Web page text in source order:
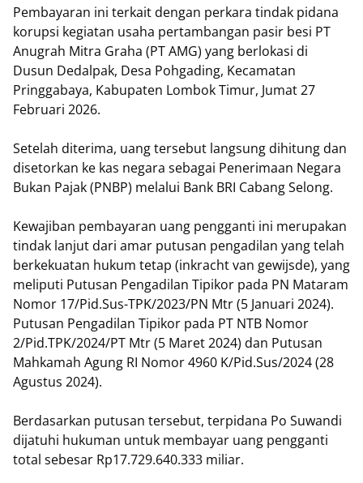
Pembayaran ini terkait dengan perkara tindak pidana
korupsi kegiatan usaha pertambangan pasir besi PT
Anugrah Mitra Graha (PT AMG) yang berlokasi di
Dusun Dedalpak, Desa Pohgading, Kecamatan
Pringgabaya, Kabupaten Lombok Timur, Jumat 27
Februari 2026.
Setelah diterima, uang tersebut langsung dihitung dan
disetorkan ke kas negara sebagai Penerimaan Negara
Bukan Pajak (PNBP) melalui Bank BRI Cabang Selong.
Kewajiban pembayaran uang pengganti ini merupakan
tindak lanjut dari amar putusan pengadilan yang telah
berkekuatan hukum tetap (inkracht van gewijsde), yang
meliputi Putusan Pengadilan Tipikor pada PN Mataram
Nomor 17/Pid.Sus-TPK/2023/PN Mtr (5 Januari 2024).
Putusan Pengadilan Tipikor pada PT NTB Nomor
2/Pid.TPK/2024/PT Mtr (5 Maret 2024) dan Putusan
Mahkamah Agung RI Nomor 4960 K/Pid.Sus/2024 (28
Agustus 2024).
Berdasarkan putusan tersebut, terpidana Po Suwandi
dijatuhi hukuman untuk membayar uang pengganti
total sebesar Rp17.729.640.333 miliar.